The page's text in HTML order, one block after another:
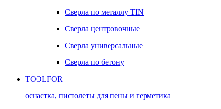
Сверла по металлу TIN
Сверла центровочные
Сверла универсальные
Сверла по бетону
TOOLFOR
оснастка, пистолеты для пены и герметика